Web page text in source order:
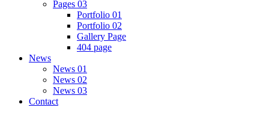
Pages 03
Portfolio 01
Portfolio 02
Gallery Page
404 page
News
News 01
News 02
News 03
Contact